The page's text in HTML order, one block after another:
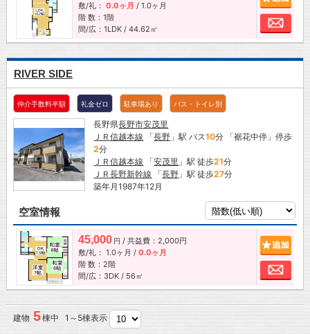
敷/礼： 0.0ヶ月 / 1.0ヶ月
階 数：1階
間/広：1LDK / 44.62㎡
お
RIVER SIDE
仲介手数料半額 礼金ゼロ 駐車場あり バス・トイレ別
長野県長野市安茂里
ＪＲ信越本線 「長野 」駅 バス10分 「裾花中停」停歩
2分
ＪＲ信越本線 「安茂里 」駅 徒歩21分
ＪＲ長野新幹線 「長野 」駅 徒歩27分
築年月1987年12月
空室情報
45,000 円 / 共益費：2,000円
敷/礼： 1.0ヶ月 / 0.0ヶ月
階 数：2階
間/広：3DK / 56㎡
お
建物 5棟中 1～5棟表示